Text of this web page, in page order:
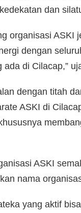
dan
organisasi
dengan
di Cilacap,”
dengan titah
ASKI di
ASKI
nama
yang aktif